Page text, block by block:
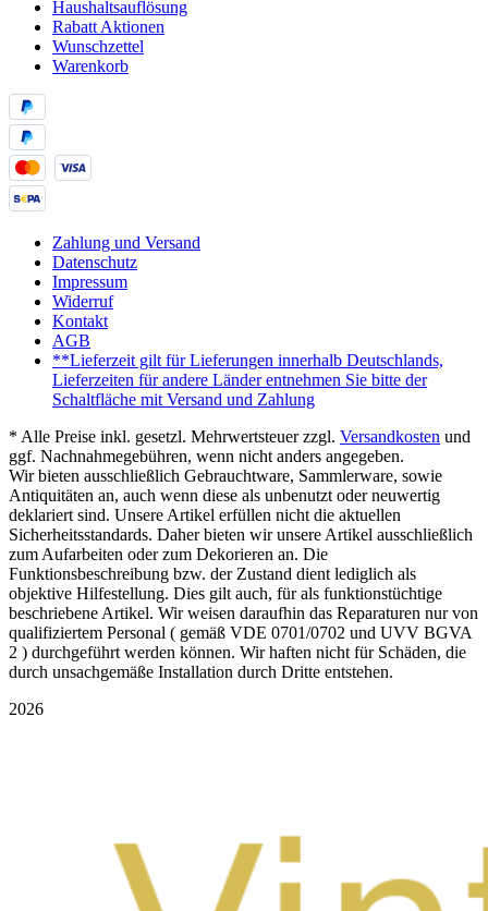
Haushaltsauflösung
Rabatt Aktionen
Wunschzettel
Warenkorb
Zahlung und Versand
Datenschutz
Impressum
Widerruf
Kontakt
AGB
**Lieferzeit gilt für Lieferungen innerhalb Deutschlands,
Lieferzeiten für andere Länder entnehmen Sie bitte der
Schaltfläche mit Versand und Zahlung
* Alle Preise inkl. gesetzl. Mehrwertsteuer zzgl. Versandkosten und
ggf. Nachnahmegebühren, wenn nicht anders angegeben.
Wir bieten ausschließlich Gebrauchtware, Sammlerware, sowie
Antiquitäten an, auch wenn diese als unbenutzt oder neuwertig
deklariert sind. Unsere Artikel erfüllen nicht die aktuellen
Sicherheitsstandards. Daher bieten wir unsere Artikel ausschließlich
zum Aufarbeiten oder zum Dekorieren an. Die
Funktionsbeschreibung bzw. der Zustand dient lediglich als
objektive Hilfestellung. Dies gilt auch, für als funktionstüchtige
beschriebene Artikel. Wir weisen daraufhin das Reparaturen nur von
qualifiziertem Personal ( gemäß VDE 0701/0702 und UVV BGVA
2 ) durchgeführt werden können. Wir haften nicht für Schäden, die
durch unsachgemäße Installation durch Dritte entstehen.
2026